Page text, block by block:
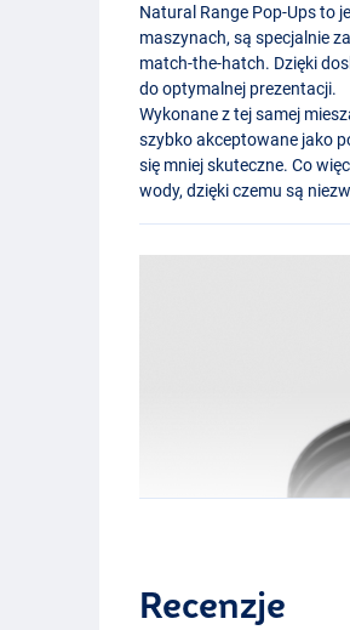
Natural Range Pop-Ups to
maszynach, są specjalnie
match-the-hatch. Dzięki
do optymalnej prezentacji.
Wykonane z tej samej
szybko akceptowane jako
się mniej skuteczne. Co
wody, dzięki czemu są
Recenzje